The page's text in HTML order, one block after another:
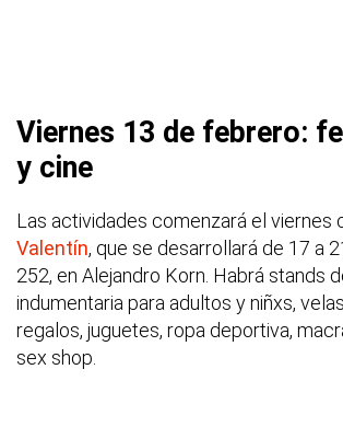
Viernes 13 de febrero:
y cine
Las actividades comenzará el viernes
Valentín, que se desarrollará de 17 a
252, en Alejandro Korn. Habrá stands
indumentaria para adultos y niñxs,
regalos, juguetes, ropa deportiva,
sex shop.